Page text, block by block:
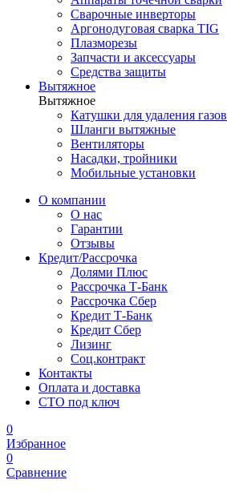
Сварочные инверторы
Аргонодуговая сварка TIG
Плазморезы
Запчасти и аксессуары
Средства защиты
Вытяжное
Вытяжное
Катушки для удаления газов
Шланги вытяжные
Вентиляторы
Насадки, тройники
Мобильные установки
О компании
О нас
Гарантии
Отзывы
Кредит/Рассрочка
Долями Плюс
Рассрочка Т-Банк
Рассрочка Сбер
Кредит Т-Банк
Кредит Сбер
Лизинг
Соц.контракт
Контакты
Оплата и доставка
СТО под ключ
0
Избранное
0
Сравнение